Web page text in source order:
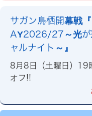
サガン鳥栖開幕戦
AY2026/27～光が
ャルナイト～』
8月8日（土曜日）19
オフ!!